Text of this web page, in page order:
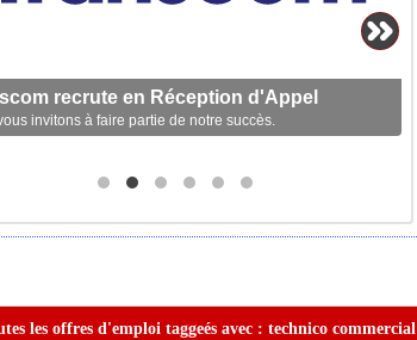
recrute en Réception d'Appel
invitons à faire partie de notre succès.
les offres d'emploi taggeés avec : technico